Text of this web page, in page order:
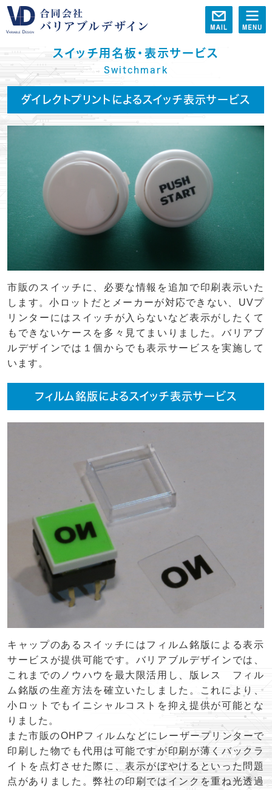
スイッチ用名板・表示サービス
Switchmark
ダイレクトプリントによるスイッチ表示サービス
市販のスイッチに、必要な情報を追加で印刷表示いた
します。小ロットだとメーカーが対応できない、UVプ
リンターにはスイッチが入らないなど表示がしたくて
もできないケースを多々見てまいりました。バリアブ
ルデザインでは１個からでも表示サービスを実施して
います。
フィルム銘版によるスイッチ表示サービス
キャップのあるスイッチにはフィルム銘版による表示
サービスが提供可能です。バリアブルデザインでは、
これまでのノウハウを最大限活用し、版レス フィル
ム銘版の生産方法を確立いたしました。これにより、
小ロットでもイニシャルコストを抑え提供が可能とな
りました。
また市販のOHPフィルムなどにレーザープリンターで
印刷した物でも代用は可能ですが印刷が薄くバックラ
イトを点灯させた際に、表示がぼやけるといった問題
点がありました。弊社の印刷ではインクを重ね光透過